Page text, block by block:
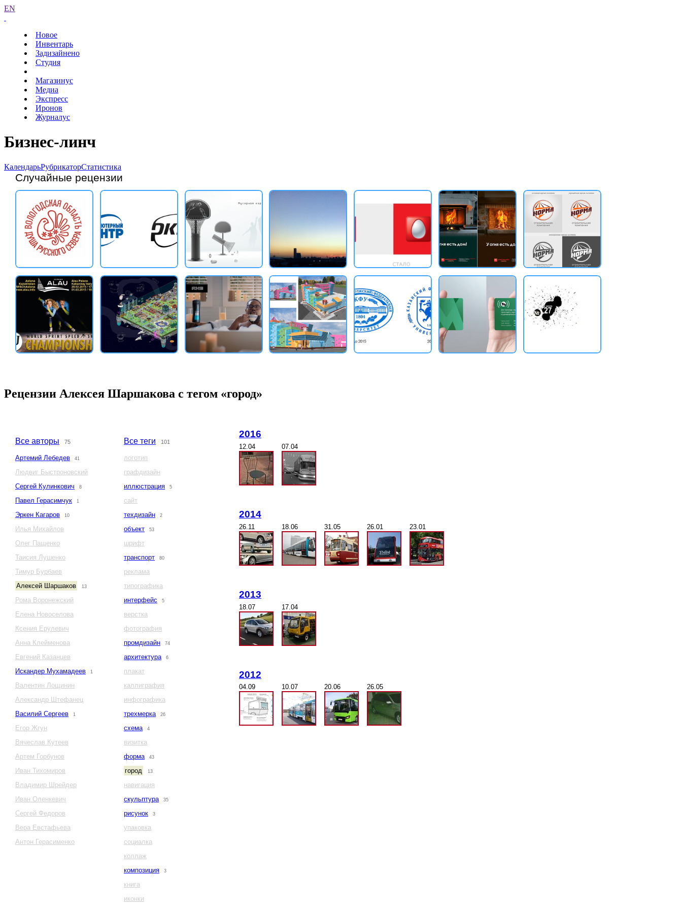
EN
Новое
Инвентарь
Задизайнено
Студия
Магазинус
Медиа
Экспресс
Иронов
Журналус
Бизнес-линч
КалендарьРубрикаторСтатистика
Случайные рецензии
Рецензии Алексея Шаршакова с тегом «город»
Все авторы 75
Артемий Лебедев 41
Людвиг Быстроновский
Сергей Кулинкович
8
Павел Герасимчук 1
Эркен Кагаров 10
Илья Михайлов
Олег Пащенко
Таисия Лушенко
Тимур Бурбаев
Алексей Шаршаков
13
Рома Воронежский
Елена Новоселова
Ксения Ерулевич
Анна Клейменова
Евгений Казанцев
Искандер Мухамадеев
1
Валентин Лощинин
Александр Штефанец
Василий Сергеев
1
Егор Жгун
Вячеслав Кутеев
Артем Горбунов
Иван Тихомиров
Владимир Шрейдер
Иван Оленкевич
Сергей Федоров
Вера Евстафьева
Антон Герасименко
Все теги 101
логотип
графдизайн
иллюстрация
5
сайт
техдизайн
2
объект 53
шрифт
транспорт
80
реклама
типографика
интерфейс
5
верстка
фотография
промдизайн
74
архитектура 6
плакат
каллиграфия
инфографика
трехмерка
26
схема 4
визитка
форма
43
город 13
навигация
скульптура
35
рисунок 3
упаковка
социалка
коллаж
композиция
3
книга
иконки
2016
12.04 07.04
2014
26.11 18.06 31.05 26.01 23.01
2013
18.07 17.04
2012
04.09 10.07 20.06 26.05